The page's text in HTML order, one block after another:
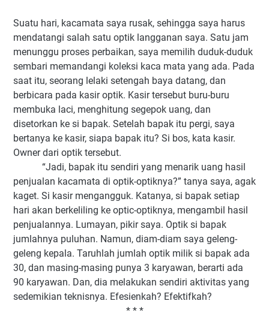
Suatu hari, kacamata saya rusak, sehingga saya harus
mendatangi salah satu optik langganan saya. Satu jam
menunggu proses perbaikan, saya memilih duduk-duduk
sembari memandangi koleksi kaca mata yang ada. Pada
saat itu, seorang lelaki setengah baya datang, dan
berbicara pada kasir optik. Kasir tersebut buru-buru
membuka laci, menghitung segepok uang, dan
disetorkan ke si bapak. Setelah bapak itu pergi, saya
bertanya ke kasir, siapa bapak itu? Si bos, kata kasir.
Owner dari optik tersebut.
“Jadi, bapak itu sendiri yang menarik uang hasil
penjualan kacamata di optik-optiknya?” tanya saya, agak
kaget. Si kasir mengangguk. Katanya, si bapak setiap
hari akan berkeliling ke optic-optiknya, mengambil hasil
penjualannya. Lumayan, pikir saya. Optik si bapak
jumlahnya puluhan. Namun, diam-diam saya geleng-
geleng kepala. Taruhlah jumlah optik milik si bapak ada
30, dan masing-masing punya 3 karyawan, berarti ada
90 karyawan. Dan, dia melakukan sendiri aktivitas yang
sedemikian teknisnya. Efesienkah? Efektifkah?
* * *